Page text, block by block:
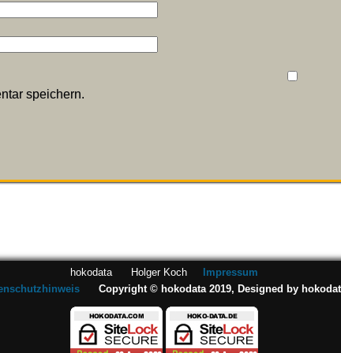
speichern.
hokodata Holger Koch Impressum
Copyright © hokodata 2019, Designed by